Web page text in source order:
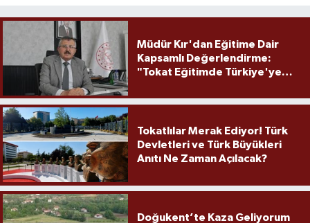
Müdür Kır'dan Eğitime Dair
Kapsamlı Değerlendirme:
"Tokat Eğitimde Türkiye'ye
Tokatlılar Merak Ediyor! Türk
Devletleri ve Türk Büyükleri
Anıtı Ne Zaman Açılacak?
Doğukent’te Kaza Geliyorum